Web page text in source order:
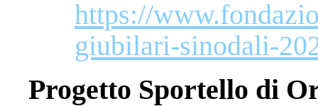
https://
giubilari-sinodali-
Progetto Sportello di